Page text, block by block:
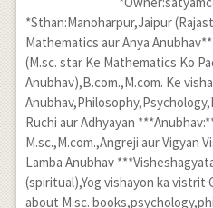
*Sthan:Manoharpur,Jaipur
Mathematics aur Anya
(M.sc. star Ke Mathematics Ko
Anubhav),B.com.,M.com. Ke
Ruchi aur Adhyayan
M.sc.,M.com.,Angreji aur Vigyan
Lamba Anubhav
(spiritual),Yog vishayon ka vistrit
about M.sc.